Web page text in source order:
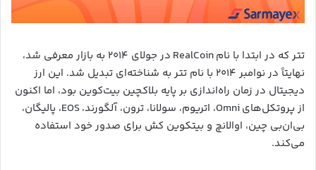
تتر که در ابتدا با نام RealCoin در جولای ۲۰۱۴ به بازار معرفی شد،
نهایتاً در نوامبر ۲۰۱۴ با نام تتر به شناخته‌ای تبدیل شد. این ارز
دیجیتال در زمان راه‌اندازی بر پایه بلاکچین بیت‌کوین بود، اما اکنون
از پروتکل‌های Omni، اتریوم، سولانا، ترون، آلگورند، EOS، پالیگان،
بی‌ان‌بی چین، اوالانچ و بیتکوین کش برای صدور خود استفاده
می‌کند.